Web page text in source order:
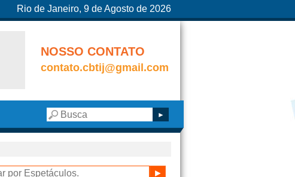
Rio de Janeiro, 9 de Agosto de 2026
NOSSO CONTATO
contato.cbtij@gmail.com